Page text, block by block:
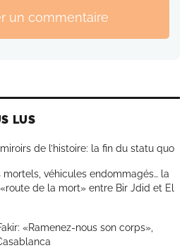
un commentaire
LUS
de l’histoire: la fin du statu quo
véhicules endommagés… la
de la mort» entre Bir Jdid et El
«Ramenez-nous son corps»,